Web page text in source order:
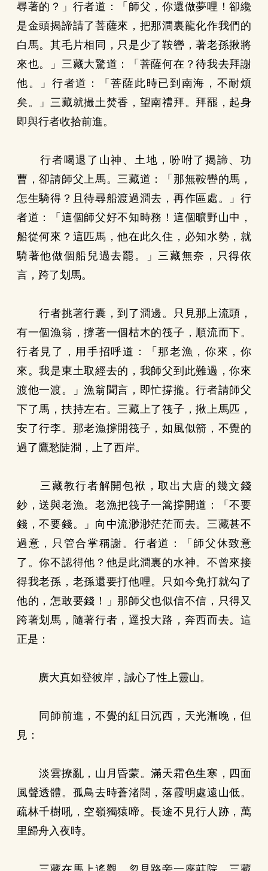
尋著的？」行者道：「師父，你還做夢哩！卻纔
是金頭揭諦請了菩薩來，把那澗裏龍化作我們的
白馬。其毛片相同，只是少了鞍轡，著老孫揪將
來也。」三藏大驚道：「菩薩何在？待我去拜謝
他。」行者道：「菩薩此時已到南海，不耐煩
矣。」三藏就撮土焚香，望南禮拜。拜罷，起身
即與行者收拾前進。
行者喝退了山神、土地，吩咐了揭諦、功
曹，卻請師父上馬。三藏道：「那無鞍轡的馬，
怎生騎得？且待尋船渡過澗去，再作區處。」行
者道：「這個師父好不知時務！這個曠野山中，
船從何來？這匹馬，他在此久住，必知水勢，就
騎著他做個船兒過去罷。」三藏無奈，只得依
言，跨了划馬。
行者挑著行囊，到了澗邊。只見那上流頭，
有一個漁翁，撐著一個枯木的筏子，順流而下。
行者見了，用手招呼道：「那老漁，你來，你
來。我是東土取經去的，我師父到此難過，你來
渡他一渡。」漁翁聞言，即忙撐攏。行者請師父
下了馬，扶持左右。三藏上了筏子，揪上馬匹，
安了行李。那老漁撐開筏子，如風似箭，不覺的
過了鷹愁陡澗，上了西岸。
三藏教行者解開包袱，取出大唐的幾文錢
鈔，送與老漁。老漁把筏子一篙撐開道：「不要
錢，不要錢。」向中流渺渺茫茫而去。三藏甚不
過意，只管合掌稱謝。行者道：「師父休致意
了。你不認得他？他是此澗裏的水神。不曾來接
得我老孫，老孫還要打他哩。只如今免打就勾了
他的，怎敢要錢！」那師父也似信不信，只得又
跨著划馬，隨著行者，逕投大路，奔西而去。這
正是：
廣大真如登彼岸，誠心了性上靈山。
同師前進，不覺的紅日沉西，天光漸晚，但
見：
淡雲撩亂，山月昏蒙。滿天霜色生寒，四面
風聲透體。孤鳥去時蒼渚闊，落霞明處遠山低。
疏林千樹吼，空嶺獨猿啼。長途不見行人跡，萬
里歸舟入夜時。